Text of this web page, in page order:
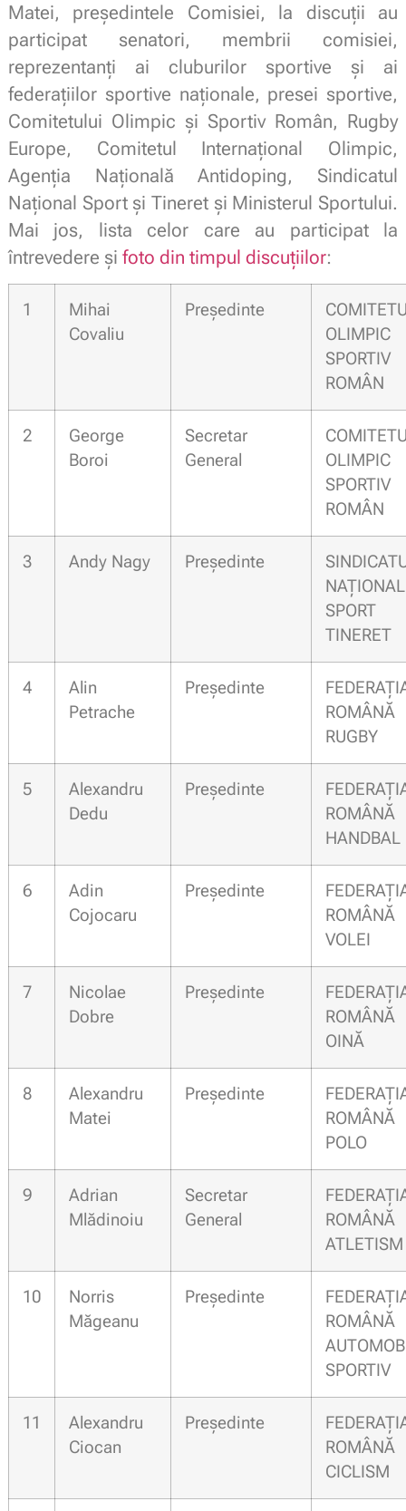
Matei, președintele Comisiei, la discuții au
participat senatori, membrii comisiei,
reprezentanți ai cluburilor sportive și ai
federațiilor sportive naționale, presei sportive,
Comitetului Olimpic și Sportiv Român, Rugby
Europe, Comitetul Internațional Olimpic,
Agenția Națională Antidoping, Sindicatul
Național Sport și Tineret și Ministerul Sportului.
Mai jos, lista celor care au participat la
întrevedere și foto din timpul discuțiilor:
1
Mihai
Covaliu
Președinte
SPORTIV
ROMÂN
2
George
Boroi
Secretar
General
SPORTIV
ROMÂN
3 Andy Nagy Președinte
NAȚIONAL
TINERET
4
Alin
Petrache
Președinte
RUGBY
5
Alexandru
Dedu
Președinte
HANDBAL
6
Adin
Cojocaru
Președinte
VOLEI
7
Nicolae
Dobre
Președinte
OINĂ
8
Alexandru
Matei
Președinte
POLO
9
Adrian
Mlădinoiu
Secretar
General
ATLETISM
10
Norris
Măgeanu
Președinte
SPORTIV
11
Alexandru
Ciocan
Președinte
CICLISM